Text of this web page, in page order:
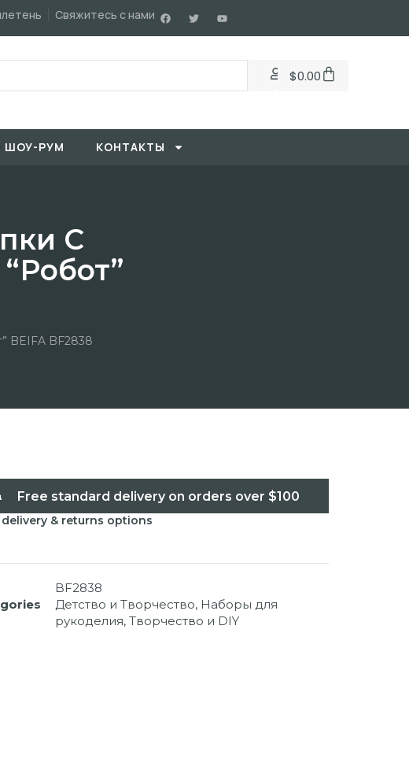
Свяжитесь с нами
$0.00
ШОУ-РУМ KОНТАКТЫ
С
BEIFA BF2838
Free standard delivery on orders over $100
& returns options
BF2838
Детство и Творчество, Наборы для
рукоделия, Творчество и DIY